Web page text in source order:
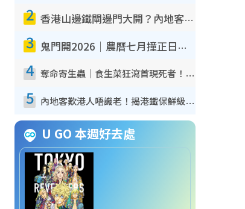
2 香港山邊鐵閘邊門大開？內地客困惑意義何在！網民神回覆：呢種叫法理性防禦
3 鬼門開2026｜農曆七月撞正日全食特別邪？專家警告切忌做一事！揭4大禁忌+2招保平安
4 奪命寄生蟲｜食生菜狂瀉首現死者！疫潮惡化錄1.8萬宗病例 揭洗菜3大謬誤
5 內地客歎港人唔識老！揭港鐵保鮮級冷氣 港人求放過：咪投訴
U GO 本週好去處